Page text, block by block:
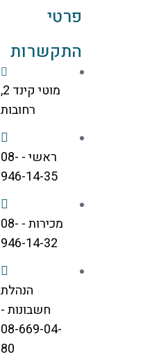
פרטי
התקשרות
מוטי קינד 2,
רחובות
ראשי - 08-
946-14-35
מכירות - 08-
946-14-32
הנהלת
חשבונות -
08-669-04-
80